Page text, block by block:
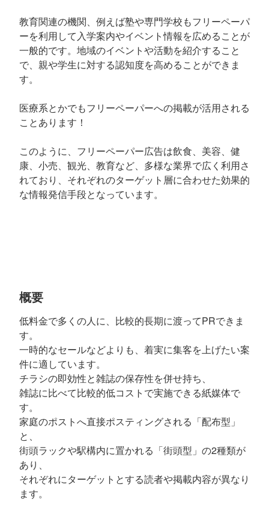
教育関連の機関、例えば塾や専門学校もフリーペーパ
ーを利用して入学案内やイベント情報を広めることが
一般的です。地域のイベントや活動を紹介すること
で、親や学生に対する認知度を高めることができま
す。
医療系とかでもフリーペーパーへの掲載が活用される
ことあります！
このように、フリーペーパー広告は飲食、美容、健
康、小売、観光、教育など、多様な業界で広く利用さ
れており、それぞれのターゲット層に合わせた効果的
な情報発信手段となっています。
概要
低料金で多くの人に、比較的長期に渡ってPRできま
す。
一時的なセールなどよりも、着実に集客を上げたい案
件に適しています。
チラシの即効性と雑誌の保存性を併せ持ち、
雑誌に比べて比較的低コストで実施できる紙媒体で
す。
家庭のポストへ直接ポスティングされる「配布型」
と、
街頭ラックや駅構内に置かれる「街頭型」の2種類が
あり、
それぞれにターゲットとする読者や掲載内容が異なり
ます。